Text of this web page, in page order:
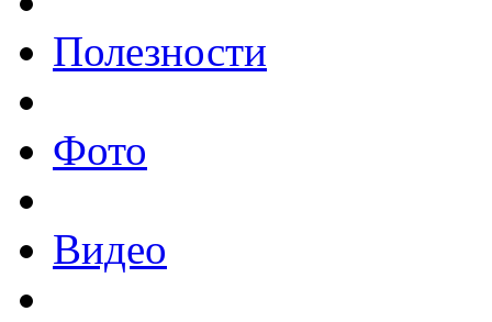
Полезности
Фото
Видео